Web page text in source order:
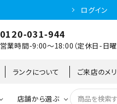
ログイン
0120-031-944
営業時間-9:00～18:00（定休日-日曜
ランクについて ご来店のメリ
店舗から選ぶ